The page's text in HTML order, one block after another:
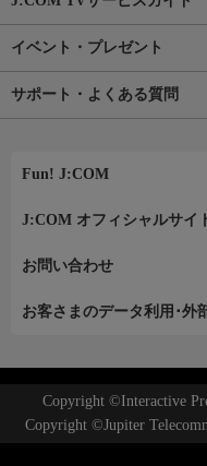
イベント・プレゼント
サポート・よくある質問
Fun! J:COM
J:COM オフィシャルサイ
お問い合わせ
お客さまのデータ利用･外
Copyright ©Interactive
Copyright ©Jupiter